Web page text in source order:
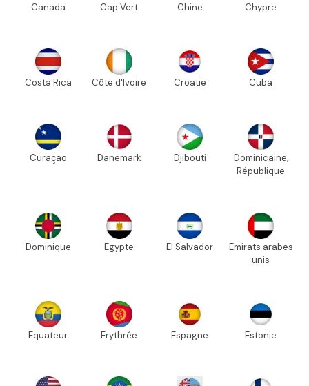
Canada Cap Vert Chine Chypre
Costa Rica Côte d'Ivoire Croatie Cuba
Curaçao Danemark Djibouti
Dominicaine,
République
Dominique Egypte El Salvador
Emirats arabes
unis
Equateur Erythrée Espagne Estonie